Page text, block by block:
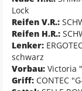
Lock
Reifen V.R.:
Reifen H.R.:
Lenker:
schwarz
Vorbau: Victoria
Griff: CONTEC